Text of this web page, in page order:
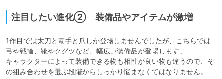
注目したい進化② 装備品やアイテムが激増
1作目では太刀と篭手と爪しか登場しませんでしたが、こちらでは
弓や戦輪、靴やクグツなど、幅広い装備品が登場します。
キャラクターによって装備できる物も相性が良い物も違うので、そ
の組み合わせを選ぶ段階からしっかり悩まなくてはなりません。